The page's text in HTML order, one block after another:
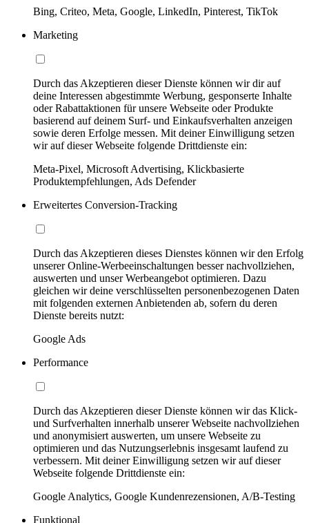
Bing, Criteo, Meta, Google, LinkedIn, Pinterest, TikTok
Marketing
Durch das Akzeptieren dieser Dienste können wir dir auf
deine Interessen abgestimmte Werbung, gesponserte Inhalte
oder Rabattaktionen für unsere Webseite oder Produkte
basierend auf deinem Surf- und Einkaufsverhalten anzeigen
sowie deren Erfolge messen. Mit deiner Einwilligung setzen
wir auf dieser Webseite folgende Drittdienste ein:
Meta-Pixel, Microsoft Advertising, Klickbasierte
Produktempfehlungen, Ads Defender
Erweitertes Conversion-Tracking
Durch das Akzeptieren dieses Dienstes können wir den Erfolg
unserer Online-Werbeeinschaltungen besser nachvollziehen,
auswerten und unser Werbeangebot optimieren. Dazu
gleichen wir deine verschlüsselten personenbezogenen Daten
mit folgenden externen Anbietenden ab, sofern du deren
Dienste bereits nutzt:
Google Ads
Performance
Durch das Akzeptieren dieser Dienste können wir das Klick-
und Surfverhalten innerhalb unserer Webseite nachvollziehen
und anonymisiert auswerten, um unsere Webseite zu
optimieren und das Nutzungserlebnis insgesamt laufend zu
verbessern. Mit deiner Einwilligung setzen wir auf dieser
Webseite folgende Drittdienste ein:
Google Analytics, Google Kundenrezensionen, A/B-Testing
Funktional